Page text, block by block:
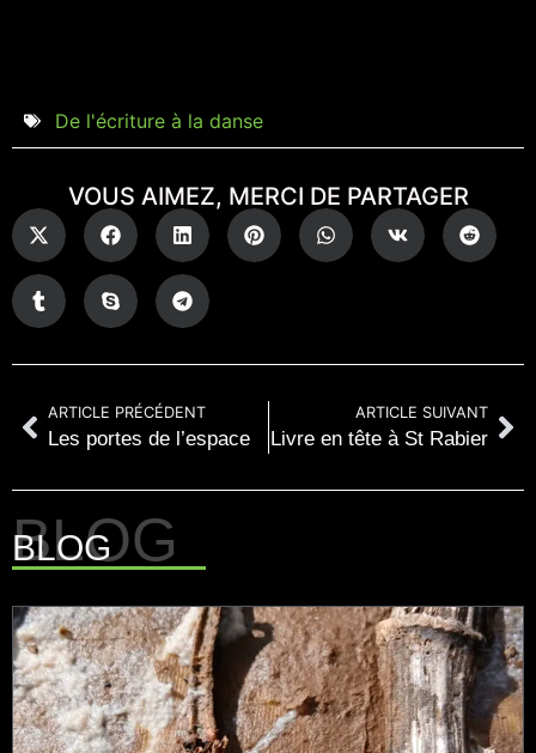
De l'écriture à la danse
VOUS AIMEZ, MERCI DE PARTAGER
ARTICLE PRÉCÉDENT
Les portes de l’espace
ARTICLE SUIVANT
Livre en tête à St Rabier
BLOG